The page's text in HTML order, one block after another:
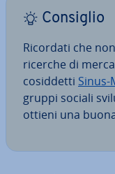
Consiglio
Ricordati che
ricerche di
co­sid­det­ti Sinus-
gruppi sociali
ottieni una